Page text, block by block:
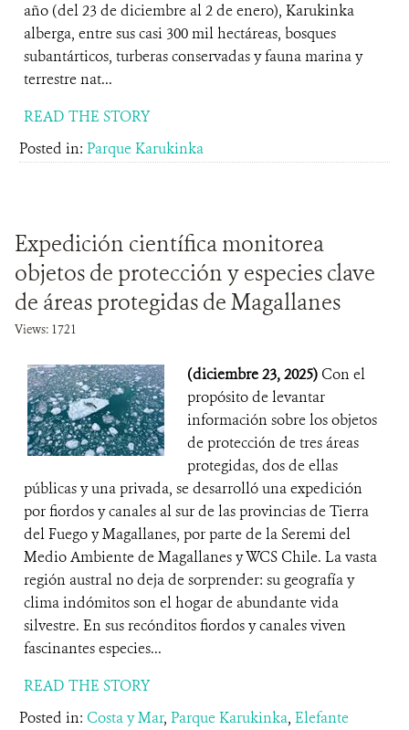
año (del 23 de diciembre al 2 de enero), Karukinka
alberga, entre sus casi 300 mil hectáreas, bosques
subantárticos, turberas conservadas y fauna marina y
terrestre nat...
READ THE STORY
Posted in: Parque Karukinka
Expedición científica monitorea
objetos de protección y especies clave
de áreas protegidas de Magallanes
Views: 1721
(diciembre 23, 2025) Con el
propósito de levantar
información sobre los objetos
de protección de tres áreas
protegidas, dos de ellas
públicas y una privada, se desarrolló una expedición
por fiordos y canales al sur de las provincias de Tierra
del Fuego y Magallanes, por parte de la Seremi del
Medio Ambiente de Magallanes y WCS Chile. La vasta
región austral no deja de sorprender: su geografía y
clima indómitos son el hogar de abundante vida
silvestre. En sus recónditos fiordos y canales viven
fascinantes especies...
READ THE STORY
Posted in: Costa y Mar, Parque Karukinka, Elefante